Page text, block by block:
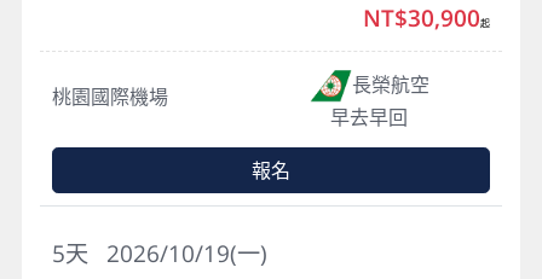
桃園國際機場
長榮航空
早去早回
NT$30,900起
報名
2026/10/19(一)
5天